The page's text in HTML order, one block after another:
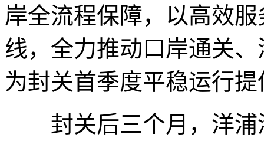
岸全流程保障，以高效
线，全力推动口岸通关
为封关首季度平稳运行
封关后三个月，洋浦